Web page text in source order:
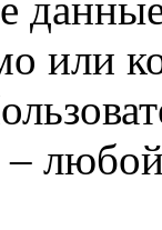
или